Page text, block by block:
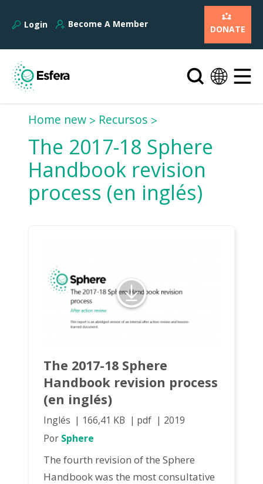
Login Become A Member DONATE
Home new Recursos
The 2017-18 Sphere
Handbook revision
process (en inglés)
The 2017-18 Sphere
Handbook revision process
(en inglés)
Inglés 166,41 KB pdf
2019
Por Sphere
The fourth revision of the Sphere
Handbook was the most consultative